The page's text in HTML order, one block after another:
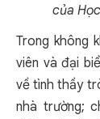
của
Trong không
viên và đại
về tình thầy
nhà trường;